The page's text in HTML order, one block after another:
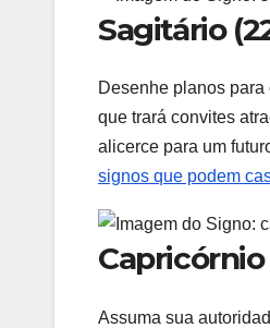
Sagitário
Desenhe planos
que trará convites
alicerce para um
signos que podem
Capricórnio
Assuma sua